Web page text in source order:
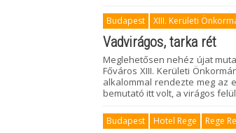
Budapest XIII. Kerületi
Vadvirágos, tarka rét
Meglehetősen nehéz újat
Főváros XIII. Kerületi
alkalommal rendezte meg az
bemutató itt volt, a virágos
Budapest Hotel Rege Rege